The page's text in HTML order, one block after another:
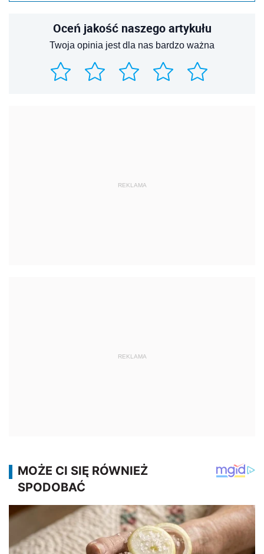
Oceń jakość naszego artykułu
Twoja opinia jest dla nas bardzo ważna
REKLAMA
REKLAMA